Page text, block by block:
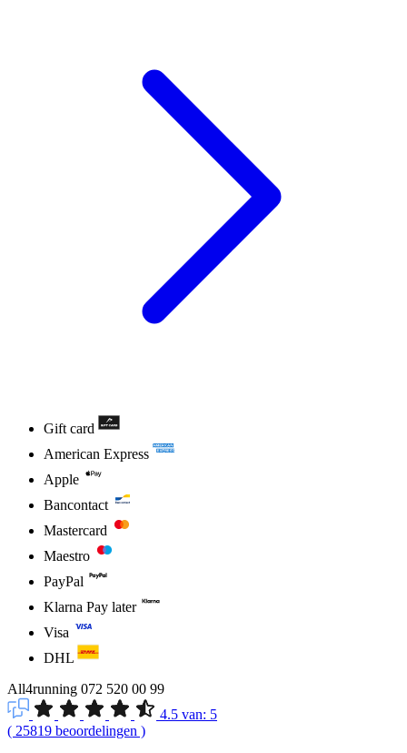
Gift card
American Express
Apple
Bancontact
Mastercard
Maestro
PayPal
Klarna Pay later
Visa
DHL
All4running 072 520 00 99
4.5 van: 5
( 25819 beoordelingen )